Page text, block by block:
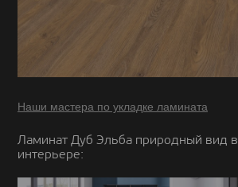
Наши мастера по укладке ламината
Ламинат Дуб Эльба природный вид в
интерьере: